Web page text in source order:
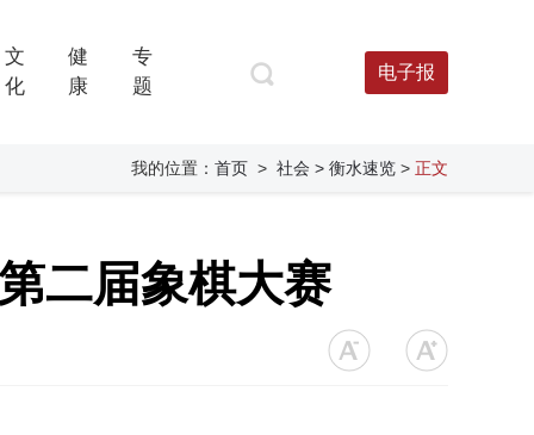
文
化
健
康
专
题
电子报
我的位置： 首页 > 社会 > 衡水速览 > 正文
二届象棋大赛